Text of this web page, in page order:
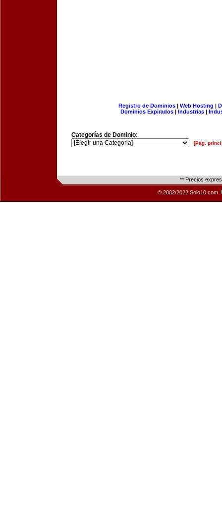
Registro de Dominios| Web Hosting |
Dominios Expirados | Industrias |
Categorías de Dominio:
[Pág.
** Precios
© 2002/2022 Solo10.com